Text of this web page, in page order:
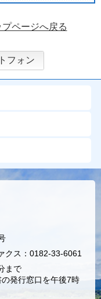
プページへ戻る
フォン
ス：0182-33-6061
まで
の発行窓口を午後7時